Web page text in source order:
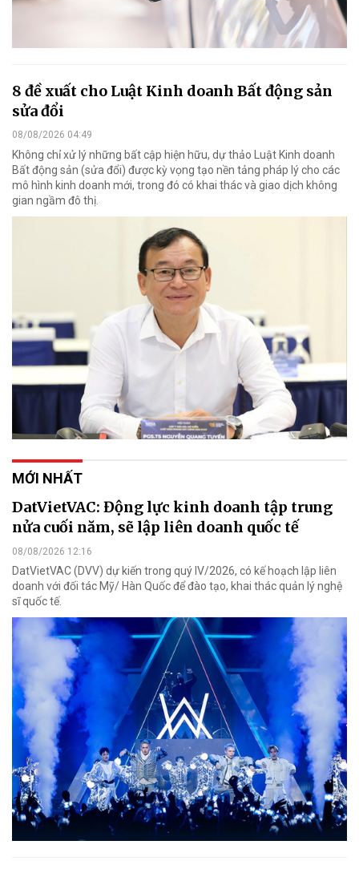
8 đề xuất cho Luật Kinh doanh Bất động sản
sửa đổi
08/08/2026 04:49
Không chỉ xử lý những bất cập hiện hữu, dự thảo Luật Kinh doanh
Bất động sản (sửa đổi) được kỳ vọng tạo nền tảng pháp lý cho các
mô hình kinh doanh mới, trong đó có khai thác và giao dịch không
gian ngầm đô thị.
MỚI NHẤT
DatVietVAC: Động lực kinh doanh tập trung
nửa cuối năm, sẽ lập liên doanh quốc tế
08/08/2026 12:16
DatVietVAC (DVV) dự kiến trong quý IV/2026, có kế hoạch lập liên
doanh với đối tác Mỹ/ Hàn Quốc để đào tạo, khai thác quản lý nghệ
sĩ quốc tế.